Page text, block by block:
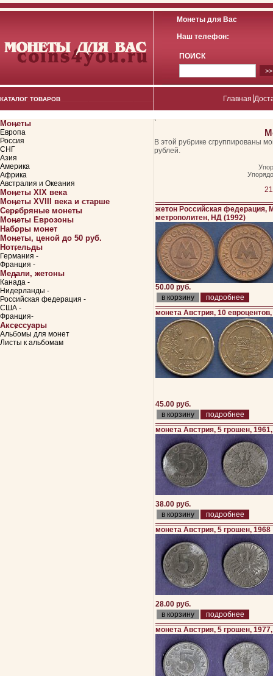
Монеты для Вас
Наш телефон:
ПОИСК
КАТАЛОГ ТОВАРОВ Главная
Монеты
Европа
Россия
СНГ
Азия
Америка
Африка
Австралия и Океания
Монеты XIX века
Монеты XVIII века и старше
Серебряные монеты
Монеты Еврозоны
Наборы монет
Монеты, ценой до 50 руб.
Нотгельды
Германия -
Франция -
Медали, жетоны
Канада -
Нидерланды -
Российская федерация -
США -
Франция-
Аксессуары
Альбомы для монет
Листы к альбомам
`
В этой рубрике сгруппированы
рублей.
21
жетон Российская федерация,
метрополитен, НД (1992)
50.00 руб.
подробнее
монета Австрия, 10
45.00 руб.
подробнее
монета Австрия, 5 грошен,
38.00 руб.
подробнее
монета Австрия, 5 грошен, 1968
28.00 руб.
подробнее
монета Австрия, 5 грошен,